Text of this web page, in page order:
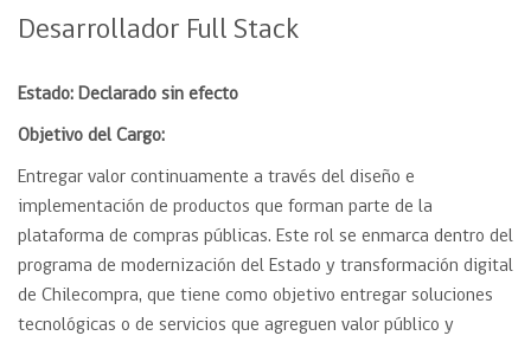
Desarrollador Full Stack
Estado: Declarado sin efecto
Objetivo del Cargo:
Entregar valor continuamente a través del diseño e
implementación de productos que forman parte de la
plataforma de compras públicas. Este rol se enmarca dentro del
programa de modernización del Estado y transformación digital
de Chilecompra, que tiene como objetivo entregar soluciones
tecnológicas o de servicios que agreguen valor público y